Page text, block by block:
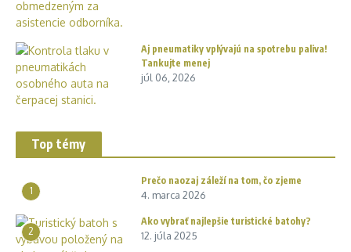
Aj pneumatiky vplývajú na spotrebu paliva!
Tankujte menej
júl 06, 2026
Top témy
1
Prečo naozaj záleží na tom, čo zjeme
4. marca 2026
2
Ako vybrať najlepšie turistické batohy?
12. júla 2025